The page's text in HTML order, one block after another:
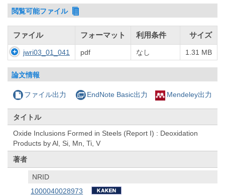
閲覧可能ファイル
ファイル フォーマット 利用条件 サイズ
jwri03_01_041 pdf なし 1.31 MB
論文情報
ファイル出力 EndNote Basic出力 Mendeley出力
タイトル
Oxide Inclusions Formed in Steels (Report I) : Deoxidation
Products by Al, Si, Mn, Ti, V
著者
NRID
1000040028973